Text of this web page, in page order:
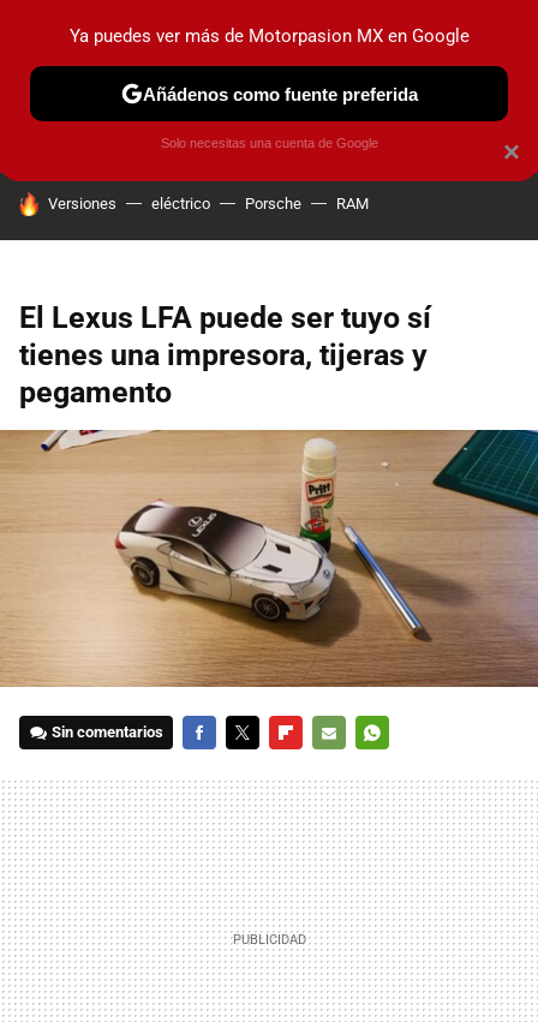
PRUEBAS INDUSTRIA HOY NO CIRCULA
HOY SE HABLA DE
Versiones eléctrico Porsche RAM
El Lexus LFA puede ser tuyo sí
tienes una impresora, tijeras y
pegamento
Sin comentarios
MAIL
×
Ya puedes ver más de Motorpasion MX en Google
Añádenos como fuente preferida
Solo necesitas una cuenta de Google